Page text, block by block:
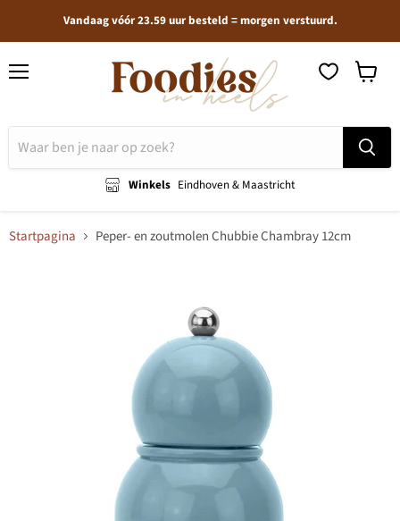
Vandaag vóór 23.59 uur besteld = morgen verstuurd.
Winkels Eindhoven & Maastricht
Startpagina Peper- en zoutmolen Chubbie Chambray 12cm